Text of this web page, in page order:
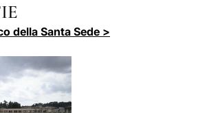
della Santa Sede >